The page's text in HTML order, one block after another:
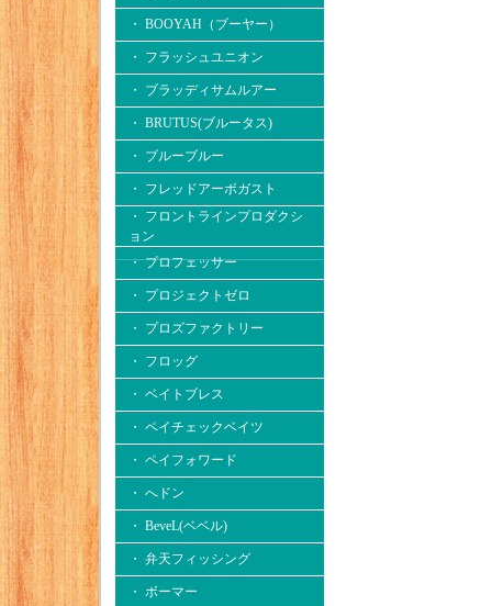
・ BOOYAH（ブーヤー）
・ フラッシュユニオン
・ ブラッディサムルアー
・ BRUTUS(ブルータス)
・ ブルーブルー
・ フレッドアーボガスト
・ フロントラインプロダクシ
ョン
・ プロフェッサー
・ プロジェクトゼロ
・ プロズファクトリー
・ フロッグ
・ ベイトブレス
・ ペイチェックベイツ
・ ペイフォワード
・ へドン
・ BeveL(ベベル)
・ 弁天フィッシング
・ ボーマー